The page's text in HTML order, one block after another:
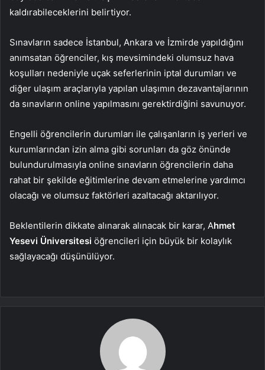
kaldırabileceklerini belirtiyor.
Sınavların sadece İstanbul, Ankara ve İzmirde yapıldığını
anımsatan öğrenciler, kış mevsimindeki olumsuz hava
koşulları nedeniyle uçak seferlerinin iptal durumları ve
diğer ulaşım araçlarıyla yapılan ulaşımın dezavantajlarının
da sınavların online yapılmasını gerektirdiğini savunuyor.
Engelli öğrencilerin durumları ile çalışanların iş yerleri ve
kurumlarından izin alma gibi sorunları da göz önünde
bulundurulmasıyla online sınavların öğrencilerin daha
rahat bir şekilde eğitimlerine devam etmelerine yardımcı
olacağı ve olumsuz faktörleri azaltacağı aktarılıyor.
Beklentilerin dikkate alınarak alınacak bir karar, Ahmet
Yesevi Üniversitesi öğrencileri için büyük bir kolaylık
sağlayacağı düşünülüyor.